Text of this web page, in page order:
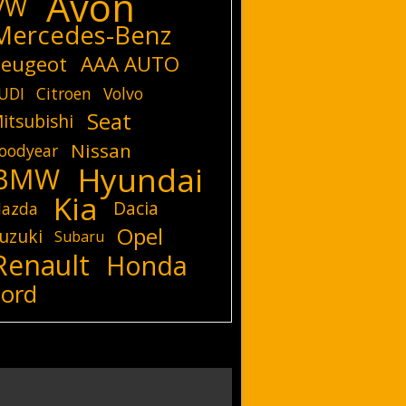
Benz
AAA AUTO
Citroen Volvo
Seat
Nissan
Hyundai
Kia
Dacia
Subaru Opel
Honda